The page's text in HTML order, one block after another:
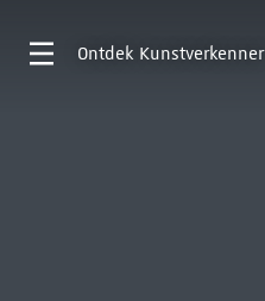
Ontdek Kunstverkenner